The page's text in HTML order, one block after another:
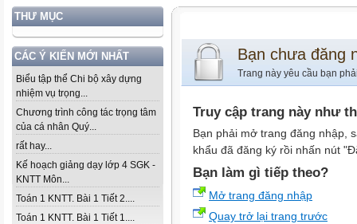
THƯ MỤC
CÁC Ý KIẾN MỚI NHẤT
Biểu tập thể Chi bộ xây dựng
nhiệm vụ trọng...
Chương trình công tác trọng tâm
của cá nhân Quý...
rất hay...
Kế hoạch giảng dạy lớp 4 SGK -
KNTT Môn...
Toán 1 KNTT. Bài 1 Tiết 2....
Toán 1 KNTT. Bài 1 Tiết 1....
Bạn chưa đăng
Trang này yêu cầu bạn
Truy cập trang này như
Bạn phải mở trang đăng nhập,
khẩu đã đăng ký rồi nhấn nút
Bạn làm gì tiếp theo?
Mở trang đăng nhập
Quay trở lại trang trước